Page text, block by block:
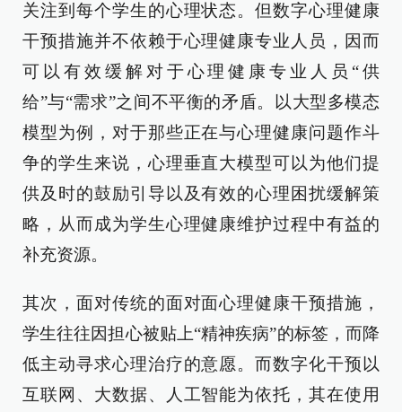
关注到每个学生的心理状态。但数字心理健康
干预措施并不依赖于心理健康专业人员，因而
可以有效缓解对于心理健康专业人员“供
给”与“需求”之间不平衡的矛盾。以大型多模态
模型为例，对于那些正在与心理健康问题作斗
争的学生来说，心理垂直大模型可以为他们提
供及时的鼓励引导以及有效的心理困扰缓解策
略，从而成为学生心理健康维护过程中有益的
补充资源。
其次，面对传统的面对面心理健康干预措施，
学生往往因担心被贴上“精神疾病”的标签，而降
低主动寻求心理治疗的意愿。而数字化干预以
互联网、大数据、人工智能为依托，其在使用